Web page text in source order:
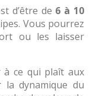
d’être de 6 à 10
Vous pourrez
ou les laisser
à ce qui plaît aux
la dynamique du